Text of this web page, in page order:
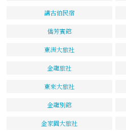
講古伯民宿
僑芳賓館
東洲大旅社
金龍旅社
東來大旅社
金龍別館
金家園大旅社